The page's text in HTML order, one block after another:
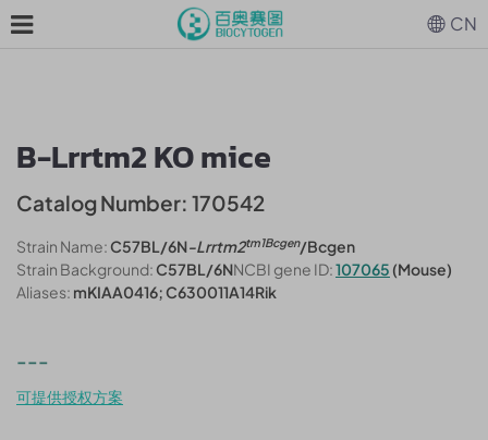
B-Lrrtm2 KO mice
Catalog Number: 170542
Strain Name:C57BL/6N-Lrrtm2tm1Bcgen/Bcgen
Strain Background:C57BL/6NNCBI gene ID:107065 (Mouse)
Aliases: mKIAA0416; C630011A14Rik
---
可提供授权方案
CN